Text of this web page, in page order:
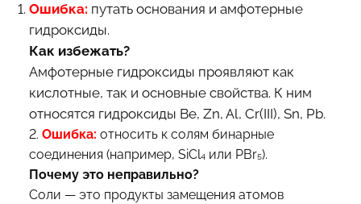
Ошибка: путать основания и амфотерные
гидроксиды.
Как избежать?
Амфотерные гидроксиды проявляют как
кислотные, так и основные свойства. К ним
относятся гидроксиды Be, Zn, Al, Cr(III), Sn, Pb.
2. Ошибка: относить к солям бинарные
соединения (например, SiCl₄ или PBr₅).
Почему это неправильно?
Соли — это продукты замещения атомов